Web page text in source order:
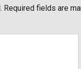
Required fields are